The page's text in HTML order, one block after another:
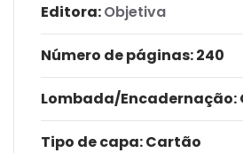
Editora:Objetiva
Número de páginas: 240
Lombada/Encadernação:
Tipo de capa:Cartão